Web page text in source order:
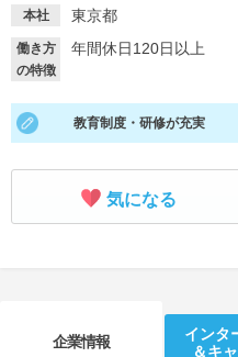
就活ノウハウ・サポート
就活支援
適職診断
あなたに合う仕事を診断！
本社 東京都
働き方
の特徴
年間休日120日以上
教育制度・研修が充実
気になる
企業情報
インタ
＆キ